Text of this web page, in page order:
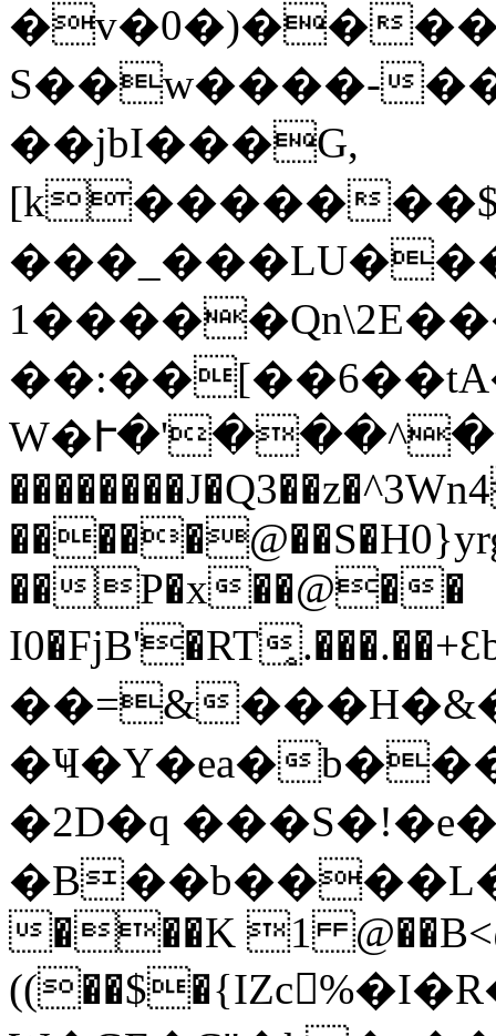
�v�0�)��
S��w����-
��jbI���G,
[k�����
��P�x��@��
I0�FjB'�RT
��=&
�Ҹ�Y�ea�
�2D�q
���K 1